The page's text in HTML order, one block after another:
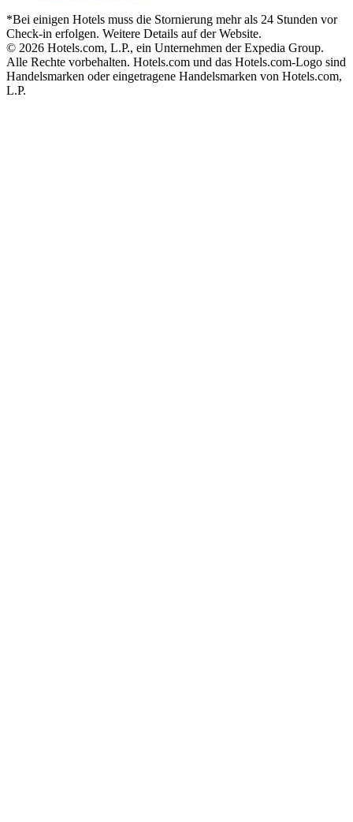
*Bei einigen Hotels muss die Stornierung mehr als 24 Stunden vor
Check-in erfolgen. Weitere Details auf der Website.
© 2026 Hotels.com, L.P., ein Unternehmen der Expedia Group.
Alle Rechte vorbehalten. Hotels.com und das Hotels.com-Logo sind
Handelsmarken oder eingetragene Handelsmarken von Hotels.com,
L.P.